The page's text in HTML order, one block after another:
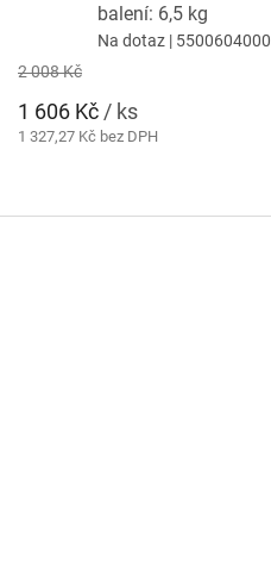
balení: 6,5 kg
Na dotaz | 5500604000
2 008 Kč
1 606 Kč / ks
1 327,27 Kč bez DPH